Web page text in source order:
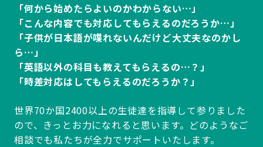
「何から始めたらよいのかわからない…」
「こんな内容でも対応してもらえるのだろうか…」
「子供が日本語が喋れないんだけど大丈夫なのかし
ら…」
「英語以外の科目も教えてもらえるの…？」
「時差対応はしてもらえるのだろうか？」
世界70か国2400以上の生徒達を指導して参りました
ので、きっとお力になれると思います。どのようなご
相談でも私たちが全力でサポートいたします。